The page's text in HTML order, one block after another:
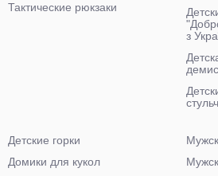
Тактические рюкзаки
з
Детские горки
Домики для кукол